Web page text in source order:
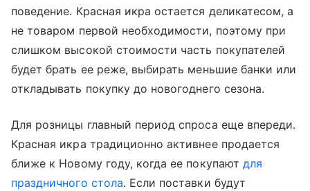
поведение. Красная икра остается деликатесом, а
не товаром первой необходимости, поэтому при
слишком высокой стоимости часть покупателей
будет брать ее реже, выбирать меньшие банки или
откладывать покупку до новогоднего сезона.
Для розницы главный период спроса еще впереди.
Красная икра традиционно активнее продается
ближе к Новому году, когда ее покупают для
праздничного стола. Если поставки будут